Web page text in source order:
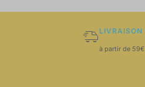
LIVRAISON
à partir de 59€